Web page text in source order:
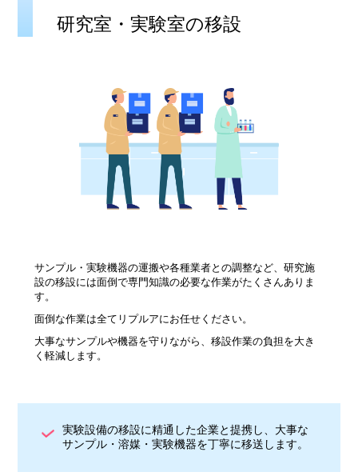
研究室・実験室の移設
サンプル・実験機器の運搬や各種業者との調整など、研究施
設の移設には面倒で専門知識の必要な作業がたくさんありま
す。
面倒な作業は全てリプルアにお任せください。
大事なサンプルや機器を守りながら、移設作業の負担を大き
く軽減します。
実験設備の移設に精通した企業と提携し、大事な
サンプル・溶媒・実験機器を丁寧に移送します。